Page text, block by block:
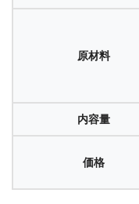
原材料
内容量
価格